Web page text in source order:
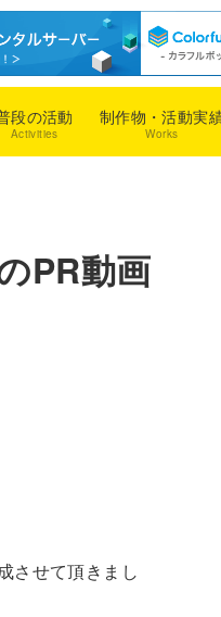
段の活動
Activities
制作物・活動実
Works
PR動画
させて頂きまし